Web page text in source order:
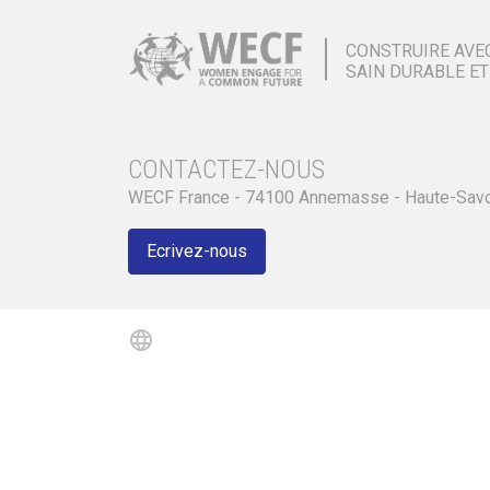
CONSTRUIRE
SAIN DURABLE
CONTACTEZ-NOUS
WECF France - 74100 Annemasse - Haute-
Ecrivez-nous
language